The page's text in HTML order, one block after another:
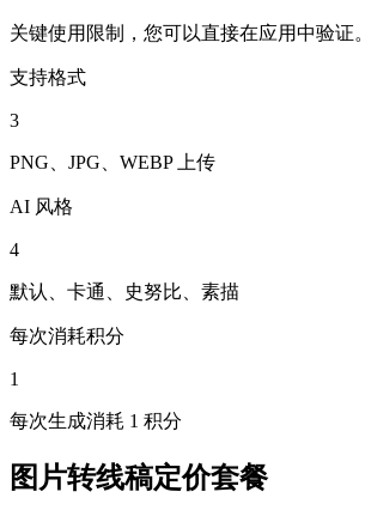
关键使用限制，您可以直接在应用中验证。
支持格式
3
PNG、JPG、WEBP 上传
AI 风格
4
默认、卡通、史努比、素描
每次消耗积分
1
每次生成消耗 1 积分
图片转线稿定价套餐